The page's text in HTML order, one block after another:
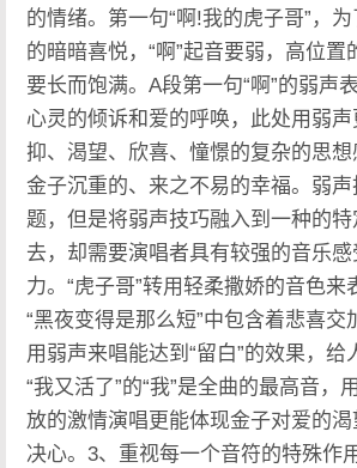
的情绪。第一句“啊!我的虎子哥”，
的暗暗喜悦，“啊”起音要弱，高位置
要长而饱满。A段第一句“啊”的弱声
心灵的倾诉和爱的呼唤，此处用弱
抑、渴望、欣喜、憧憬的复杂的思
金子沉重的、来之不易的幸福。弱
题，但是将弱声技巧融入到一种的
去，却需要演唱者具有较强的音乐
力。“虎子哥”转用轻柔撒娇的音色来
“黑夜变得是那么短”中包含着悲喜交
用弱声来唱能达到“留白”的效果，给
“我又活了”的“我”是全曲的最高音，
放的激情演唱更能体现金子对爱的
决心。3、重视每一个音符的特殊作